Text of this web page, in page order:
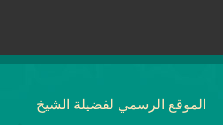
الموقع الرسمي لفضيلة الشيخ